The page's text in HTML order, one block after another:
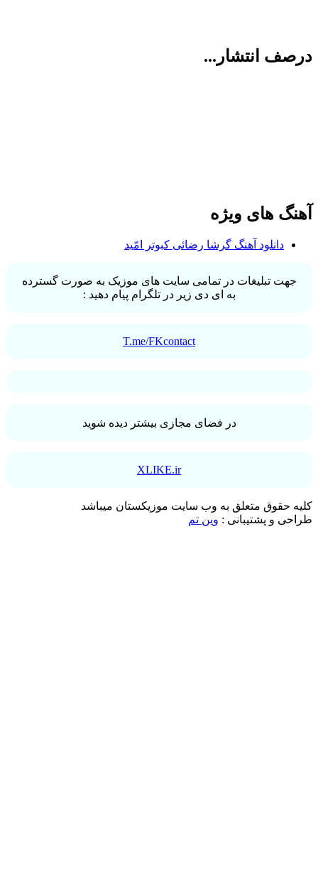
درصف انتشار...
آهنگ های ویژه
دانلود آهنگ گرشا رضائی کبوتر امّید
جهت تبلیغات در تمامی سایت های موزیک به صورت گسترده
به ای دی زیر در تلگرام پیام دهید :
T.me/FKcontact
در فضای مجازی بیشتر دیده شوید
XLIKE.ir
کلیه حقوق متعلق به وب سایت موزیکستان میباشد
طراحی و پشتیبانی : وین تم